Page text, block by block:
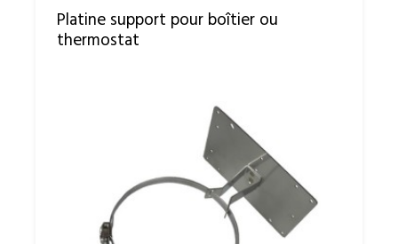
Platine support pour boîtier ou
thermostat